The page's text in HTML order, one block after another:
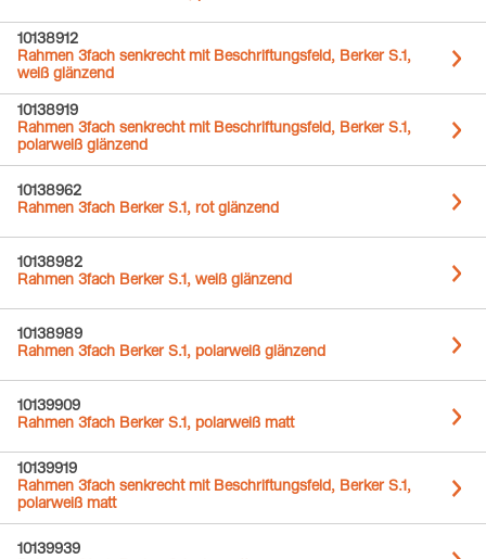
10138912
Rahmen 3fach senkrecht mit Beschriftungsfeld, Berker S.1,
weiß glänzend
10138919
Rahmen 3fach senkrecht mit Beschriftungsfeld, Berker S.1,
polarweiß glänzend
10138962
Rahmen 3fach Berker S.1, rot glänzend
10138982
Rahmen 3fach Berker S.1, weiß glänzend
10138989
Rahmen 3fach Berker S.1, polarweiß glänzend
10139909
Rahmen 3fach Berker S.1, polarweiß matt
10139919
Rahmen 3fach senkrecht mit Beschriftungsfeld, Berker S.1,
polarweiß matt
10139939